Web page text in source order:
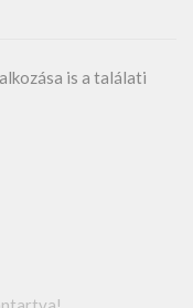
is a találati